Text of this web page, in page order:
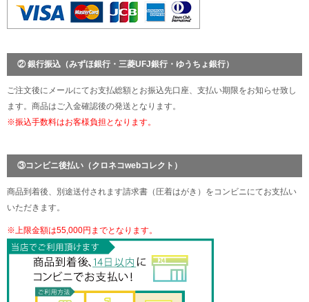
② 銀行振込（みずほ銀行・三菱UFJ銀行・ゆうちょ銀行）
ご注文後にメールにてお支払総額とお振込先口座、支払い期限をお知らせ致し
ます。商品はご入金確認後の発送となります。
※振込手数料はお客様負担となります。
③コンビニ後払い（クロネコwebコレクト）
商品到着後、別途送付されます請求書（圧着はがき）をコンビニにてお支払い
いただきます。
※上限金額は55,000円までとなります。